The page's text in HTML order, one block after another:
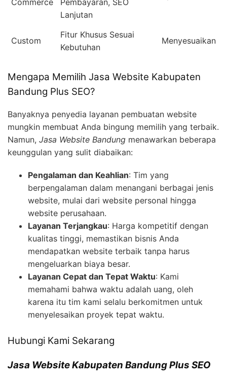
Lanjutan
Custom
Fitur Khusus Sesuai
Kebutuhan
Menyesuaikan
Mengapa Memilih Jasa Website Kabupaten
Bandung Plus SEO?
Banyaknya penyedia layanan pembuatan website
mungkin membuat Anda bingung memilih yang terbaik.
Namun, Jasa Website Bandung menawarkan beberapa
keunggulan yang sulit diabaikan:
Pengalaman dan Keahlian: Tim yang
berpengalaman dalam menangani berbagai jenis
website, mulai dari website personal hingga
website perusahaan.
Layanan Terjangkau: Harga kompetitif dengan
kualitas tinggi, memastikan bisnis Anda
mendapatkan website terbaik tanpa harus
mengeluarkan biaya besar.
Layanan Cepat dan Tepat Waktu: Kami
memahami bahwa waktu adalah uang, oleh
karena itu tim kami selalu berkomitmen untuk
menyelesaikan proyek tepat waktu.
Hubungi Kami Sekarang
Jasa Website Kabupaten Bandung Plus SEO